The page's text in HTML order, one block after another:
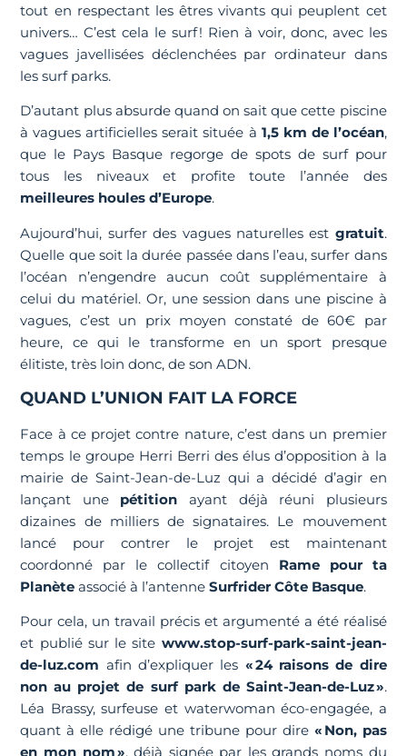
tout en respectant les êtres vivants qui peuplent cet
univers… C’est cela le surf ! Rien à voir, donc, avec les
vagues javellisées déclenchées par ordinateur dans
les surf parks.
D’autant plus absurde quand on sait que cette piscine
à vagues artificielles serait située à 1,5 km de l’océan,
que le Pays Basque regorge de spots de surf pour
tous les niveaux et profite toute l’année des
meilleures houles d’Europe.
Aujourd’hui, surfer des vagues naturelles est gratuit.
Quelle que soit la durée passée dans l’eau, surfer dans
l’océan n’engendre aucun coût supplémentaire à
celui du matériel. Or, une session dans une piscine à
vagues, c’est un prix moyen constaté de 60€ par
heure, ce qui le transforme en un sport presque
élitiste, très loin donc, de son ADN.
QUAND L’UNION FAIT LA FORCE
Face à ce projet contre nature, c’est dans un premier
temps le groupe Herri Berri des élus d’opposition à la
mairie de Saint-Jean-de-Luz qui a décidé d’agir en
lançant une pétition ayant déjà réuni plusieurs
dizaines de milliers de signataires. Le mouvement
lancé pour contrer le projet est maintenant
coordonné par le collectif citoyen Rame pour ta
Planète associé à l’antenneSurfrider Côte Basque.
Pour cela, un travail précis et argumenté a été réalisé
et publié sur le site www.stop-surf-park-saint-jean-
de-luz.com afin d’expliquer les « 24 raisons de dire
non au projet de surf park de Saint-Jean-de-Luz ».
Léa Brassy, surfeuse et waterwoman éco-engagée, a
quant à elle rédigé une tribune pour dire « Non, pas
en mon nom », déjà signée par les grands noms du